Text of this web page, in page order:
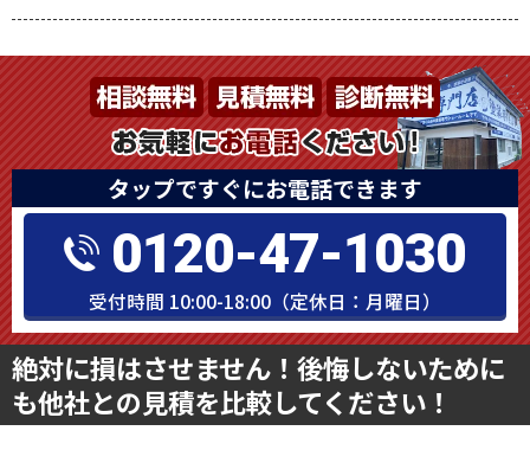
タップですぐにお電話できます
0120-47-1030
受付時間 10:00-18:00（定休日：月曜日）
絶対に損はさせません！後悔しないために
も他社との見積を比較してください！